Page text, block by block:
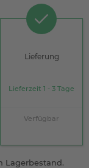
Lieferung
Lieferzeit 1 - 3 Tage
Verfügbar
Lagerbestand.